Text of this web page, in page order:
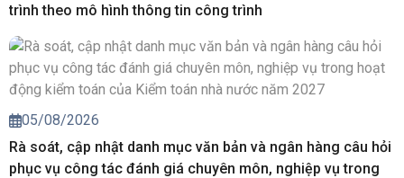
trình theo mô hình thông tin công trình
05/08/2026
Rà soát, cập nhật danh mục văn bản và ngân hàng câu hỏi
phục vụ công tác đánh giá chuyên môn, nghiệp vụ trong